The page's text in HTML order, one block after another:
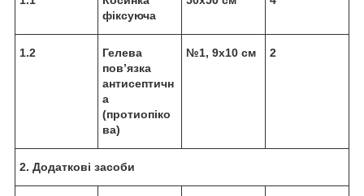
фіксуюча
1.2
Гелева
пов’язка
антисептичн
а
(протиопіко
ва)
№1, 9х10 см 2
2. Додаткові засоби